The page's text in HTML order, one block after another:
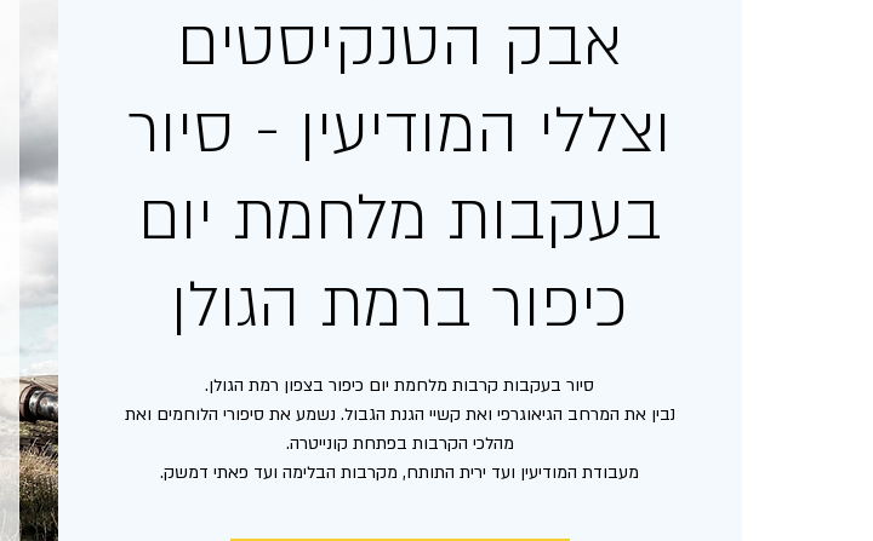
אבק הטנקיסטים
וצללי המודיעין - סיור
בעקבות מלחמת יום
כיפור ברמת הגולן
סיור בעקבות קרבות מלחמת יום כיפור בצפון רמת הגולן.
נבין את המרחב הגיאוגרפי ואת קשיי הגנת הגבול. נשמע את סיפורי הלוחמים ואת
מעבודת המודיעין ועד ירית התותח, מקרבות הבלימה ועד פאתי דמשק.